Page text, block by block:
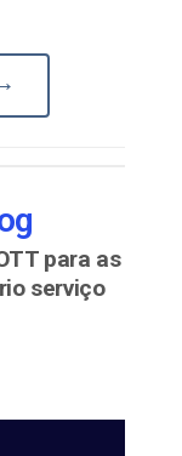
para as
serviço